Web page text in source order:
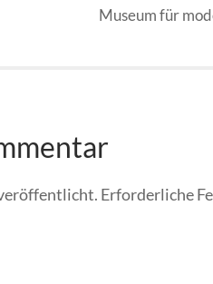
Museum für
Erforderliche